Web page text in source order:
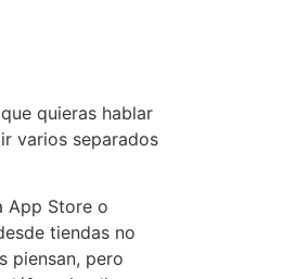
quieras hablar
varios separados
App Store o
tiendas no
piensan, pero